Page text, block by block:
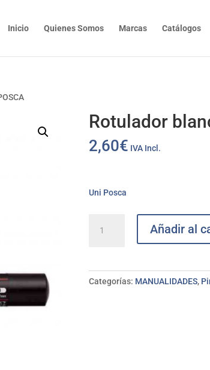
Inicio Quienes Somos Marcas Catálogos
Rotulador
2,60€ IVA Incl.
Uni Posca
blanco
POSCA
Añadir al
Categorías: MANUALIDADES,